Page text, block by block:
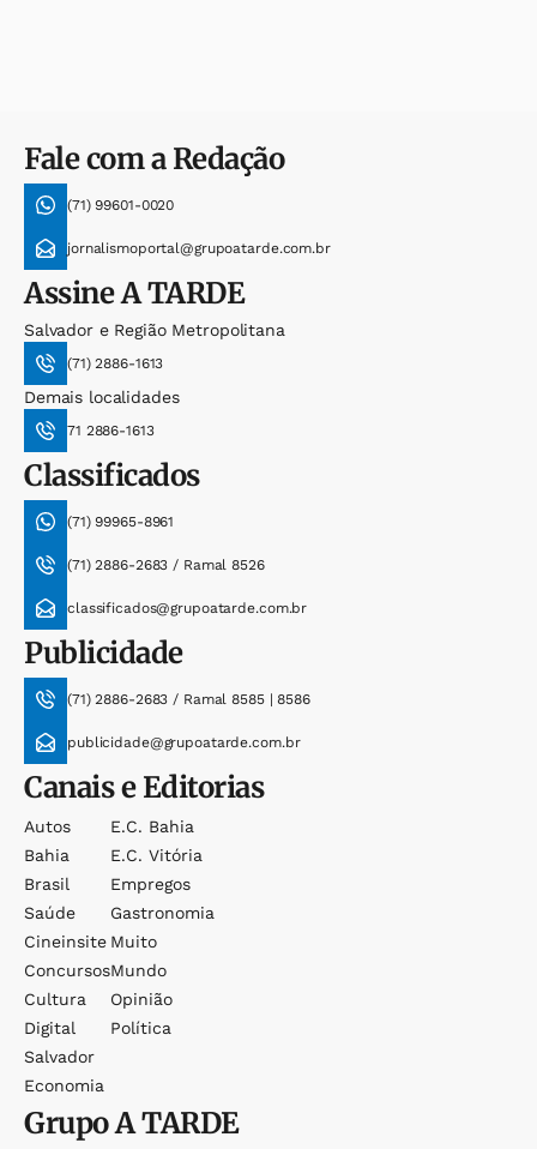
Fale com a Redação
(71) 99601-0020
jornalismoportal@grupoatarde.com.br
AssineA TARDE
Salvador e Região Metropolitana
(71) 2886-1613
Demais localidades
71 2886-1613
Classificados
(71) 99965-8961
(71) 2886-2683 / Ramal 8526
classificados@grupoatarde.com.br
Publicidade
(71) 2886-2683 / Ramal 8585 | 8586
publicidade@grupoatarde.com.br
Canais e Editorias
Autos
Bahia
Brasil
Saúde
Cineinsite
Concursos
Cultura
Digital
Salvador
Economia
E.c. Bahia
E.c. Vitória
Empregos
Gastronomia
Muito
Mundo
Opinião
Política
GrupoA TARDE